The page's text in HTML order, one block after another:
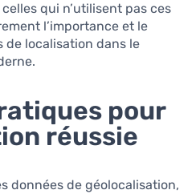
qui n’utilisent pas ces
l’importance et le
localisation dans le
pour
réussie
données de géolocalisation,